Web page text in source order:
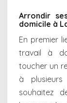
Arrondir
domicile à
En premier
travail à
toucher un
à
souhaitez